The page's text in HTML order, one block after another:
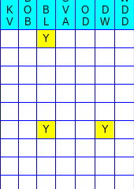
K
V
O
B
B
L
V
A
O
D
D
W
D
D
Y
Y Y